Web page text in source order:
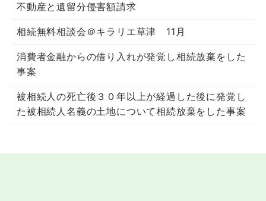
不動産と遺留分侵害額請求
相続無料相談会＠キラリエ草津 11月
消費者金融からの借り入れが発覚し相続放棄をした
事案
被相続人の死亡後３０年以上が経過した後に発覚し
た被相続人名義の土地について相続放棄をした事案